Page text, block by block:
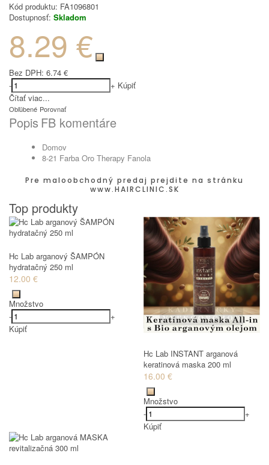
Kód produktu: FA1096801
Dostupnosť: Skladom
8.29 €
Bez DPH: 6.74 €
-
+ Kúpiť
Čítať viac...
Obľúbené Porovnať
Popis FB komentáre
Domov
8-21 Farba Oro Therapy Fanola
Pre maloobchodný predaj prejdite na stránku
www.HAIRCLINIC.SK
Top produkty
Hc Lab arganový ŠAMPÓN
hydratačný 250 ml
12.00 €
Množstvo
-
+
Kúpiť
Hc Lab INSTANT arganová
keratinová maska 200 ml
16.00 €
Množstvo
-
+
Kúpiť